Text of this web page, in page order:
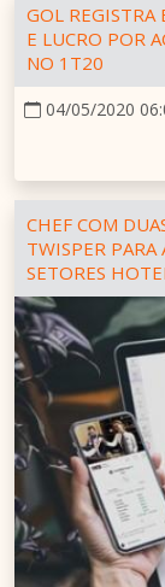
GOL REGISTRA
E LUCRO POR
NO 1T20
04/05/2020
CHEF COM
TWISPER
SETORES